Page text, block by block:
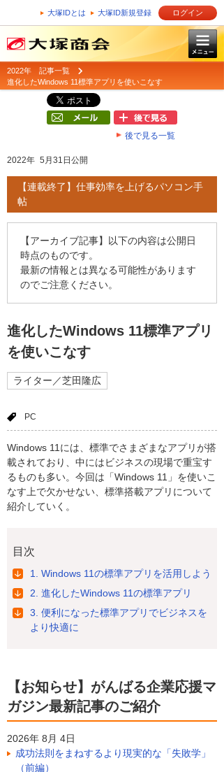
大塚IDとは 大塚ID新規登録 ログイン
2022年 記事一覧
進化したWindows 11標準アプリを使いこなす
後で見る一覧
2022年 5月31日公開
【連載終了】仕事効率を上げるパソコン手
帖
【アーカイブ記事】以下の内容は公開日
時点のものです。
最新の情報とは異なる可能性があります
のでご注意ください。
進化したWindows 11標準アプリ
を使いこなす
ライター／芝田隆広
PC
Windows 11には、標準でさまざまなアプリが搭
載されており、中にはビジネスの現場で重宝す
るものも多い。今回は「Windows 11」を使いこ
なす上で欠かせない、標準搭載アプリについて
紹介していく。
目次
1. Windows 11の標準アプリを活用しよう
2. 進化したWindows 11の標準アプリ
3. 便利になった標準アプリでビジネスを
より快適に
【お知らせ】がんばる企業応援マ
ガジン最新記事のご紹介
2026年 8月 4日
成功法則をまねするより現実的な「失敗学」
（前編）